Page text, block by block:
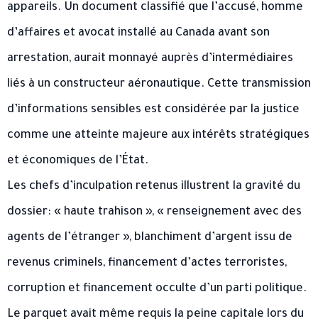
appareils. Un document classifié que l’accusé, homme
d’affaires et avocat installé au Canada avant son
arrestation, aurait monnayé auprès d’intermédiaires
liés à un constructeur aéronautique. Cette transmission
d’informations sensibles est considérée par la justice
comme une atteinte majeure aux intérêts stratégiques
et économiques de l’État.
Les chefs d’inculpation retenus illustrent la gravité du
dossier: « haute trahison », « renseignement avec des
agents de l’étranger », blanchiment d’argent issu de
revenus criminels, financement d’actes terroristes,
corruption et financement occulte d’un parti politique.
Le parquet avait même requis la peine capitale lors du